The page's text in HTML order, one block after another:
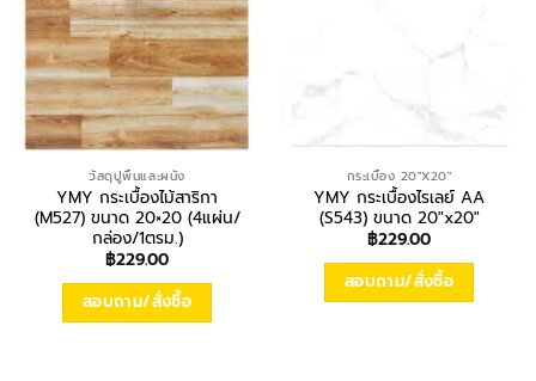
วัสดุปูพื้นและผนัง
YMY กระเบื้องไม้สาริกา
(M527) ขนาด 20×20 (4แผ่น/
กล่อง/1ตรม.)
฿229.00
สอบถาม/สั่งซื้อ
กระเบื้อง 20"X20"
YMY กระเบื้องไรเลย์ AA
(S543) ขนาด 20″x20″
฿229.00
สอบถาม/สั่งซื้อ